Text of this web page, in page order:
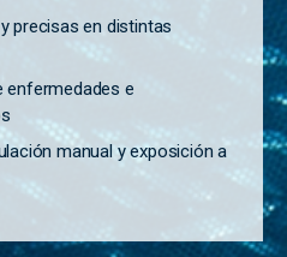
precisas en distintas
enfermedades e
manual y exposición a